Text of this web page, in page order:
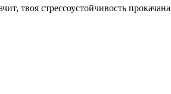
твоя стрессоустойчивость прокачана